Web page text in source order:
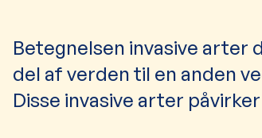
Betegnelsen invasive
del af verden til en anden
Disse invasive arter